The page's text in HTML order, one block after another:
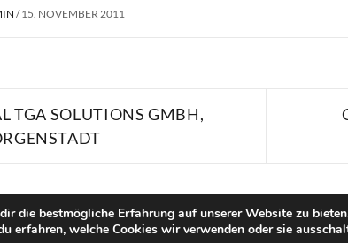
/ 15. NOVEMBER 2011
TGA SOLUTIONS GMBH,
die bestmögliche Erfahrung auf unserer Website zu
erfahren, welche Cookies wir verwenden oder sie